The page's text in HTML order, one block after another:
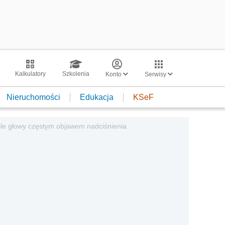
Kalkulatory Szkolenia Konto Serwisy
Nieruchomości Edukacja KSeF
głowy częstym objawem nadciśnienia